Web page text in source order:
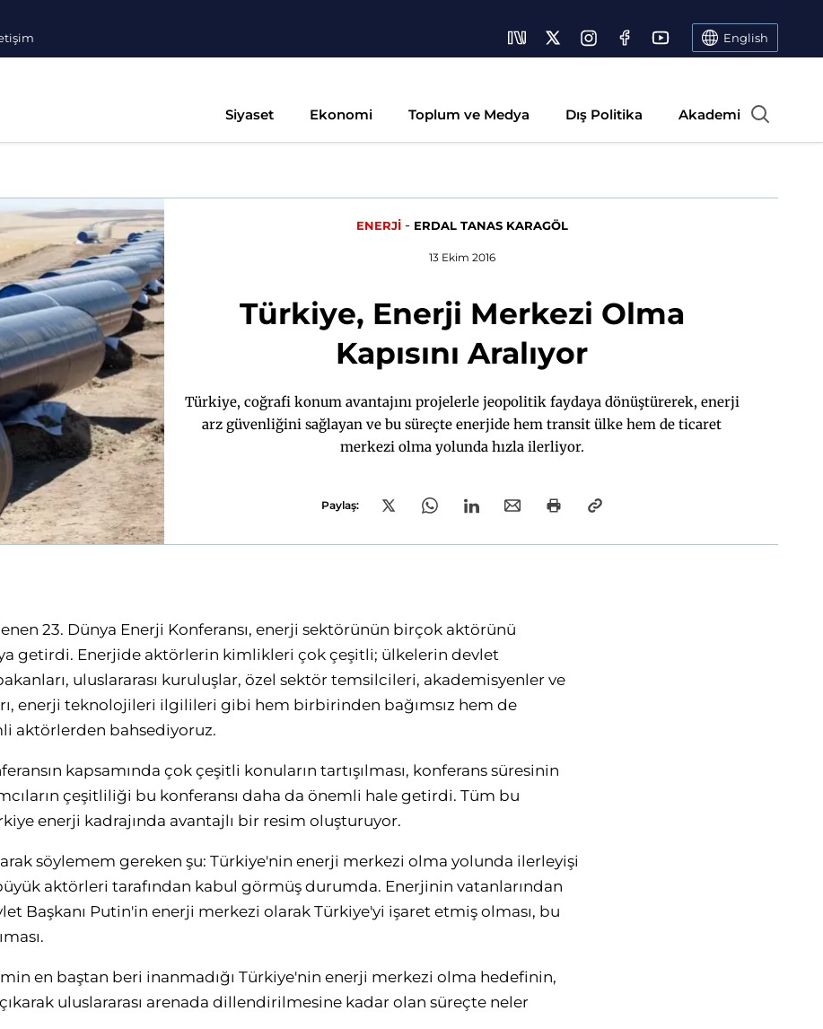
English
Siyaset Ekonomi Toplum ve Medya Dış Politika Akademi
ENERJİ- ERDAL TANAS KARAGÖL
13 Ekim 2016
Türkiye, Enerji Merkezi Olma
Kapısını Aralıyor
Türkiye, coğrafi konum avantajını projelerle jeopolitik faydaya dönüştürerek, enerji
arz güvenliğini sağlayan ve bu süreçte enerjide hem transit ülke hem de ticaret
merkezi olma yolunda hızla ilerliyor.
Paylaş:
23. Dünya Enerji Konferansı, enerji sektörünün birçok aktörünü
getirdi. Enerjide aktörlerin kimlikleri çok çeşitli; ülkelerin devlet
uluslararası kuruluşlar, özel sektör temsilcileri, akademisyenler ve
enerji teknolojileri ilgilileri gibi hem birbirinden bağımsız hem de
aktörlerden bahsediyoruz.
kapsamında çok çeşitli konuların tartışılması, konferans süresinin
çeşitliliği bu konferansı daha da önemli hale getirdi. Tüm bu
enerji kadrajında avantajlı bir resim oluşturuyor.
söylemem gereken şu: Türkiye'nin enerji merkezi olma yolunda ilerleyişi
aktörleri tarafından kabul görmüş durumda. Enerjinin vatanlarından
Başkanı Putin'in enerji merkezi olarak Türkiye'yi işaret etmiş olması, bu
en baştan beri inanmadığı Türkiye'nin enerji merkezi olma hedefinin,
uluslararası arenada dillendirilmesine kadar olan süreçte neler